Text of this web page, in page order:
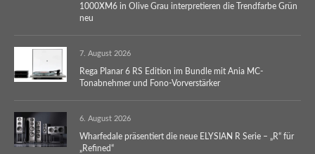
1000XM6 in Olive Grau interpretieren die Trendfarbe Grün
neu
7. August 2026
Rega Planar 6 RS Edition im Bundle mit Ania MC-
Tonabnehmer und Fono-Vorverstärker
6. August 2026
Wharfedale präsentiert die neue ELYSIAN R Serie – „R“ für
„Refined“